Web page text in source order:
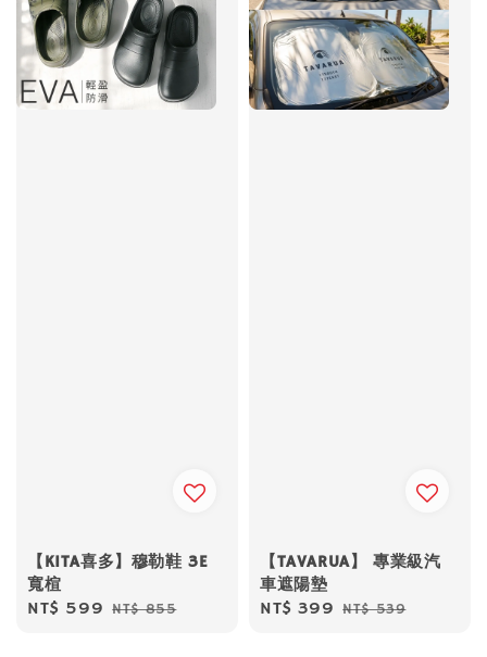
【KITA喜多】穆勒鞋 3E
寬楦
Sale
NT$ 599 Regular
NT$ 855
【TAVARUA】 專業級汽
車遮陽墊
Sale
NT$ 399 Regular
NT$ 539